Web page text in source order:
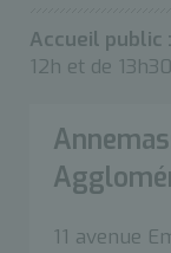
Accueil public :
12h et de
11 avenue